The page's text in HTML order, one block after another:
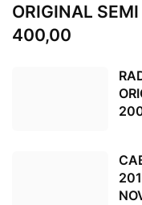
ORIGINAL
400,00